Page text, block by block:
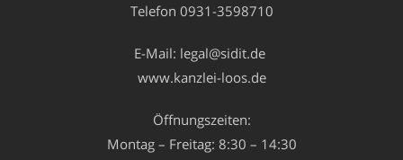
Telefon 0931-3598710
E-Mail: legal@sidit.de
www.kanzlei-loos.de
Öffnungszeiten:
Montag – Freitag: 8:30 – 14:30